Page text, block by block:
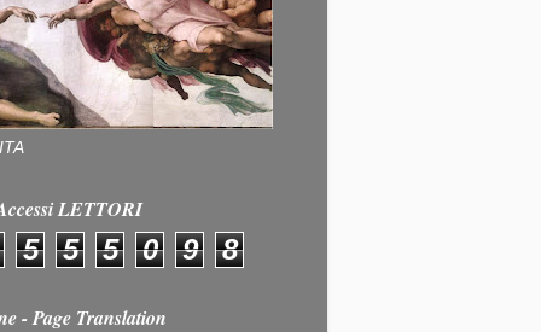
LETTORI
5 5 5 0 9 8
- Page Translation